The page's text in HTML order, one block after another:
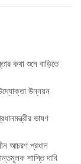
কথা শুনে বাড়িতে
উন্নয়ন
ভাষণ
আচরণ প্রধান
শাস্তি দাবি